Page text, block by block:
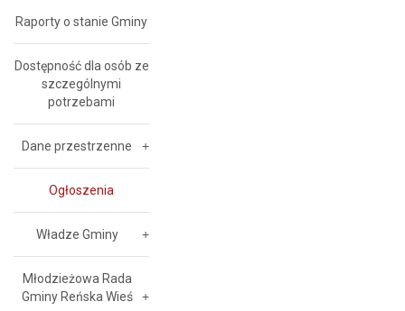
Raporty o stanie Gminy
Dostępność dla osób ze
szczególnymi
potrzebami
Dane przestrzenne
Ogłoszenia
Władze Gminy
Młodzieżowa Rada
Gminy Reńska Wieś